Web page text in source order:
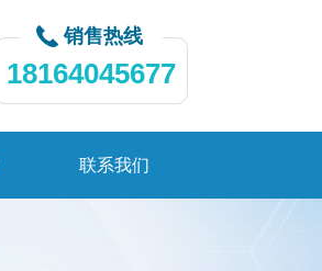
销售热线
18164045677
联系我们